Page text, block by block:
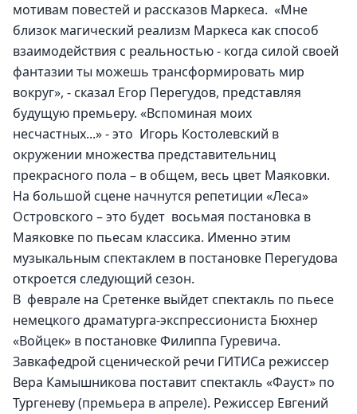
мотивам повестей и рассказов Маркеса.  «Мне
близок магический реализм Маркеса как способ
взаимодействия с реальностью - когда силой своей
фантазии ты можешь трансформировать мир
вокруг», - сказал Егор Перегудов, представляя
будущую премьеру. «Вспоминая моих
несчастных...» - это  Игорь Костолевский в
окружении множества представительниц
прекрасного пола – в общем, весь цвет Маяковки.
На большой сцене начнутся репетиции «Леса»
Островского – это будет  восьмая постановка в
Маяковке по пьесам классика. Именно этим
музыкальным спектаклем в постановке Перегудова
откроется следующий сезон.
В  феврале на Сретенке выйдет спектакль по пьесе
немецкого драматурга-экспрессиониста Бюхнер
«Войцек» в постановке Филиппа Гуревича.
Завкафедрой сценической речи ГИТИСа режиссер
Вера Камышникова поставит спектакль «Фауст» по
Тургеневу (премьера в апреле). Режиссер Евгений